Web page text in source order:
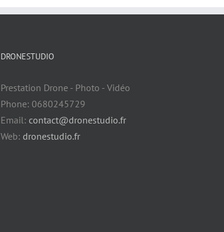
DRONESTUDIO
Prestation Drone - Photo - Vidéo
Phone: 0680245729
Email: contact@dronestudio.fr
Web: dronestudio.fr